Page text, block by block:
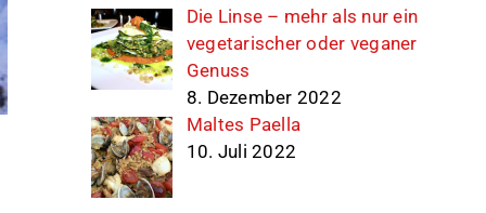
Die Linse – mehr als nur ein
vegetarischer oder veganer
Genuss
8. Dezember 2022
Maltes Paella
10. Juli 2022